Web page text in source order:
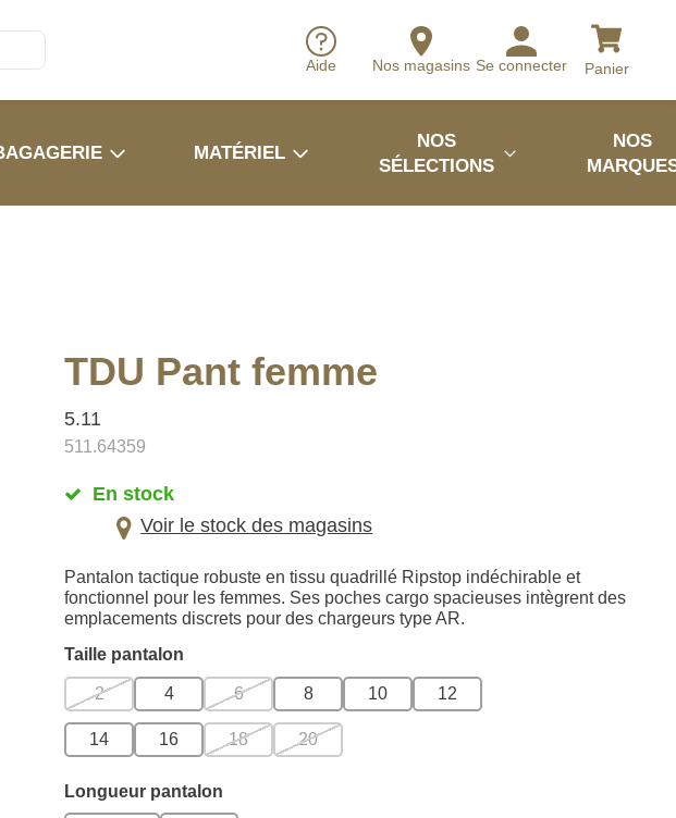
Aide Nos magasins Se connecter Panier
MATÉRIEL
NOS
SÉLECTIONS
NOS
TDU Pant femme
5.11
511.64359
En stock
Voir le stock des magasins
Pantalon tactique robuste en tissu quadrillé Ripstop indéchirable et
fonctionnel pour les femmes. Ses poches cargo spacieuses intègrent des
emplacements discrets pour des chargeurs type AR.
Taille pantalon
2 4 6 8 10 12
14 16 18 20
Longueur pantalon